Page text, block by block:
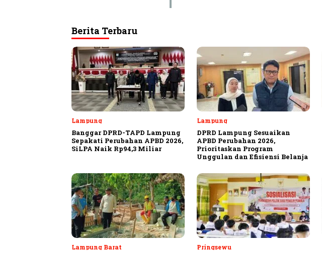
Berita Terbaru
Lampung
Banggar DPRD-TAPD Lampung
Sepakati Perubahan APBD 2026,
SiLPA Naik Rp94,3 Miliar
Lampung
DPRD Lampung Sesuaikan
APBD Perubahan 2026,
Prioritaskan Program
Unggulan dan Efisiensi Belanja
Lampung Barat Pringsewu